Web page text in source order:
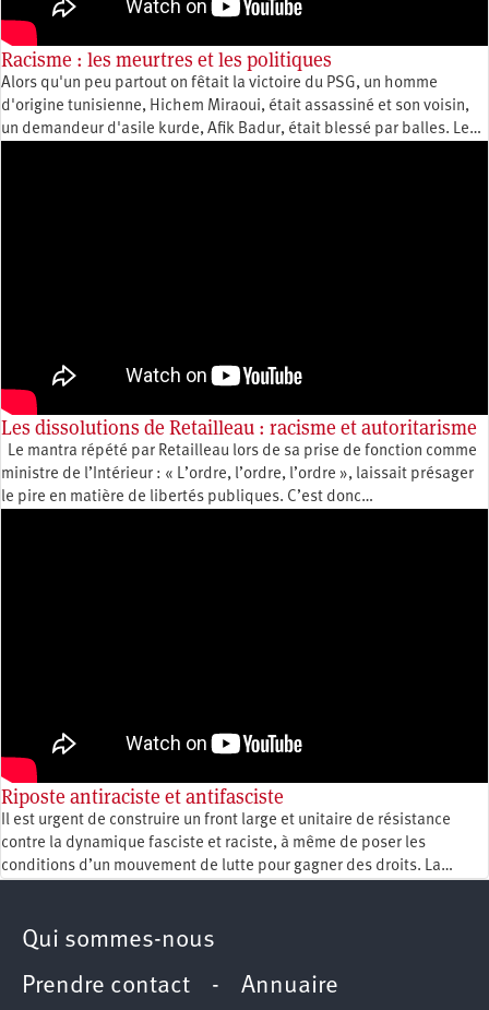
Racisme : les meurtres et les politiques
Alors qu'un peu partout on fêtait la victoire du PSG, un homme
d'origine tunisienne, Hichem Miraoui, était assassiné et son voisin,
un demandeur d'asile kurde, Afik Badur, était blessé par balles. Le…
Les dissolutions de Retailleau : racisme et autoritarisme
Le mantra répété par Retailleau lors de sa prise de fonction comme
ministre de l’Intérieur : « L’ordre, l’ordre, l’ordre », laissait présager
le pire en matière de libertés publiques. C’est donc…
Riposte antiraciste et antifasciste
Il est urgent de construire un front large et unitaire de résistance
contre la dynamique fasciste et raciste, à même de poser les
conditions d’un mouvement de lutte pour gagner des droits. La…
Qui sommes-nous
Prendre contact - Annuaire